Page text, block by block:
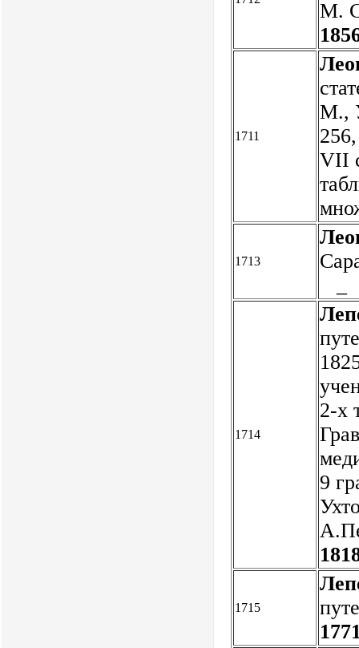
М. С
1711
М.,
VII
1713
1714
2-х
9
1715